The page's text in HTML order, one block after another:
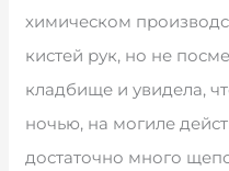
химическом
кистей рук, но не
кладбище и увидела,
ночью, на могиле
достаточно много